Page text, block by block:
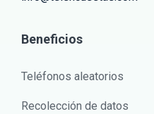
Beneficios
Teléfonos aleatorios
Recolección de datos